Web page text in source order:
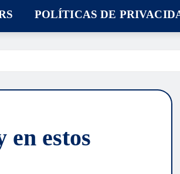
POLÍTICAS DE
estos